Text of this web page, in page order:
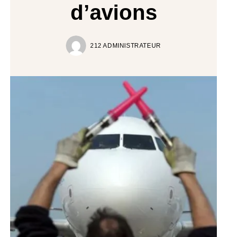
d’avions
212 ADMINISTRATEUR